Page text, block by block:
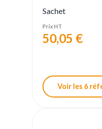
Sachet
Prix HT
50,05 €
Voir les 6